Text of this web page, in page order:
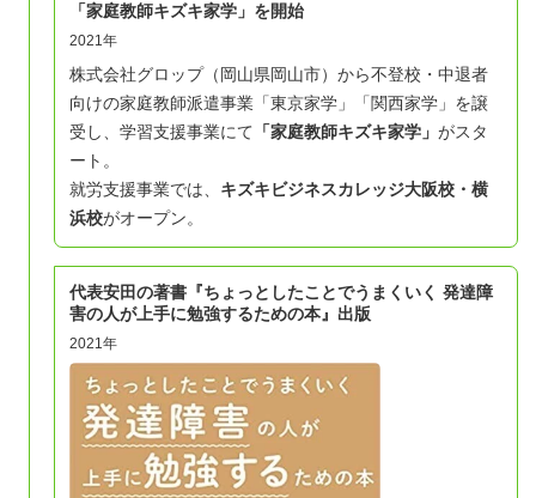
「家庭教師キズキ家学」を開始
2021年
株式会社グロップ（岡山県岡山市）から不登校・中退者
向けの家庭教師派遣事業「東京家学」「関西家学」を譲
受し、学習支援事業にて 「家庭教師キズキ家学」 がスタ
ート。
就労支援事業では、 キズキビジネスカレッジ大阪校・ 横
浜校がオープン。
代表安田の著書『ちょっとしたことでうまくいく 発達障
害の人が上手に勉強するための本』出版
2021年